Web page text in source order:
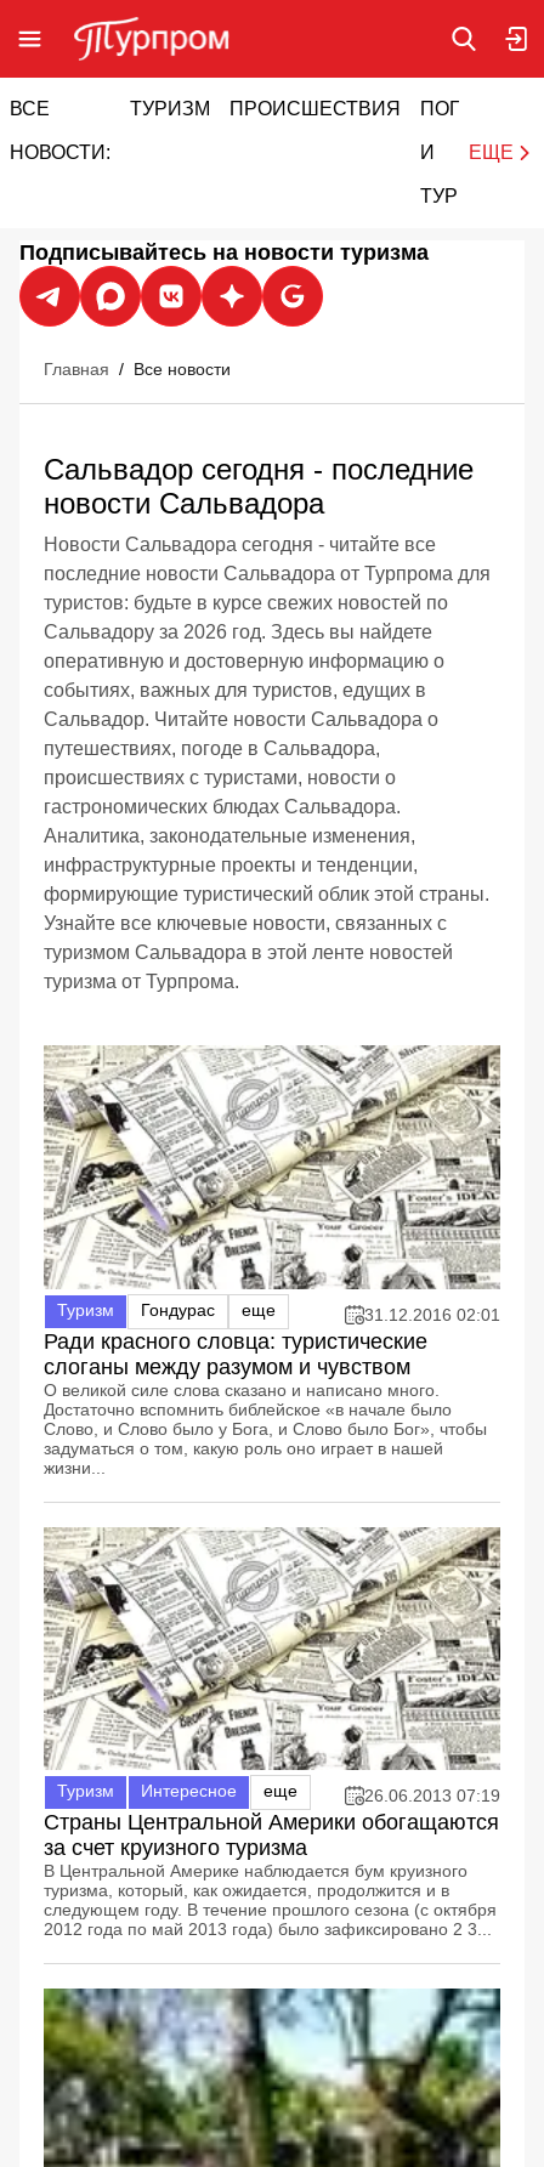
ВСЕ
НОВОСТИ:
ТУРИЗМ ПРОИСШЕСТВИЯ ПОГОДА
И
ТУРИЗМ
ЕЩЕ
Подписывайтесь на новости туризма
Главная / Все новости
Сальвадор сегодня - последние
новости Сальвадора
Новости Сальвадора сегодня - читайте все
последние новости Сальвадора от Турпрома для
туристов: будьте в курсе свежих новостей по
Сальвадору за 2026 год. Здесь вы найдете
оперативную и достоверную информацию о
событиях, важных для туристов, едущих в
Сальвадор. Читайте новости Сальвадора о
путешествиях, погоде в Сальвадора,
происшествиях с туристами, новости о
гастрономических блюдах Сальвадора.
Аналитика, законодательные изменения,
инфраструктурные проекты и тенденции,
формирующие туристический облик этой страны.
Узнайте все ключевые новости, связанных с
туризмом Сальвадора в этой ленте новостей
туризма от Турпрома.
Туризм Гондурас еще 31.12.2016 02:01
Ради красного словца: туристические
слоганы между разумом и чувством
О великой силе слова сказано и написано много.
Достаточно вспомнить библейское «в начале было
Слово, и Слово было у Бога, и Слово было Бог», чтобы
задуматься о том, какую роль оно играет в нашей
жизни...
Туризм Интересное еще 26.06.2013 07:19
Страны Центральной Америки обогащаются
за счет круизного туризма
В Центральной Америке наблюдается бум круизного
туризма, который, как ожидается, продолжится и в
следующем году. В течение прошлого сезона (с октября
2012 года по май 2013 года) было зафиксировано 2 3...